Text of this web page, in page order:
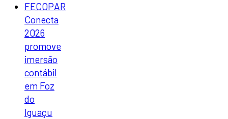
FECOPAR
Conecta
2026
promove
imersão
contábil
em Foz
do
Iguaçu